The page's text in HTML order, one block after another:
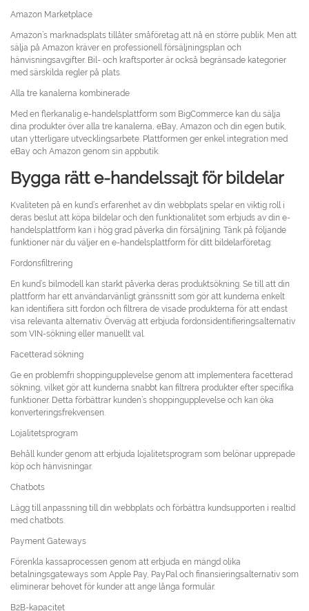
Amazon Marketplace
Amazon’s marknadsplats tillåter småföretag att nå en större publik. Men att
sälja på Amazon kräver en professionell försäljningsplan och
hänvisningsavgifter. Bil- och kraftsporter är också begränsade kategorier
med särskilda regler på plats.
Alla tre kanalerna kombinerade
Med en flerkanalig e-handelsplattform som BigCommerce kan du sälja
dina produkter över alla tre kanalerna, eBay, Amazon och din egen butik,
utan ytterligare utvecklingsarbete. Plattformen ger enkel integration med
eBay och Amazon genom sin appbutik.
Bygga rätt e-handelssajt för bildelar
Kvaliteten på en kund’s erfarenhet av din webbplats spelar en viktig roll i
deras beslut att köpa bildelar och den funktionalitet som erbjuds av din e-
handelsplattform kan i hög grad påverka din försäljning. Tänk på följande
funktioner när du väljer en e-handelsplattform för ditt bildelarföretag:
Fordonsfiltrering
En kund’s bilmodell kan starkt påverka deras produktsökning. Se till att din
plattform har ett användarvänligt gränssnitt som gör att kunderna enkelt
kan identifiera sitt fordon och filtrera de visade produkterna för att endast
visa relevanta alternativ. Överväg att erbjuda fordonsidentifieringsalternativ
som VIN-sökning eller manuellt val.
Facetterad sökning
Ge en problemfri shoppingupplevelse genom att implementera facetterad
sökning, vilket gör att kunderna snabbt kan filtrera produkter efter specifika
funktioner. Detta förbättrar kunden’s shoppingupplevelse och kan öka
konverteringsfrekvensen.
Lojalitetsprogram
Behåll kunder genom att erbjuda lojalitetsprogram som belönar upprepade
köp och hänvisningar.
Chatbots
Lägg till anpassning till din webbplats och förbättra kundsupporten i realtid
med chatbots.
Payment Gateways
Förenkla kassaprocessen genom att erbjuda en mängd olika
betalningsgateways som Apple Pay, PayPal och finansieringsalternativ som
eliminerar behovet för kunder att ange långa formulär.
B2B-kapacitet